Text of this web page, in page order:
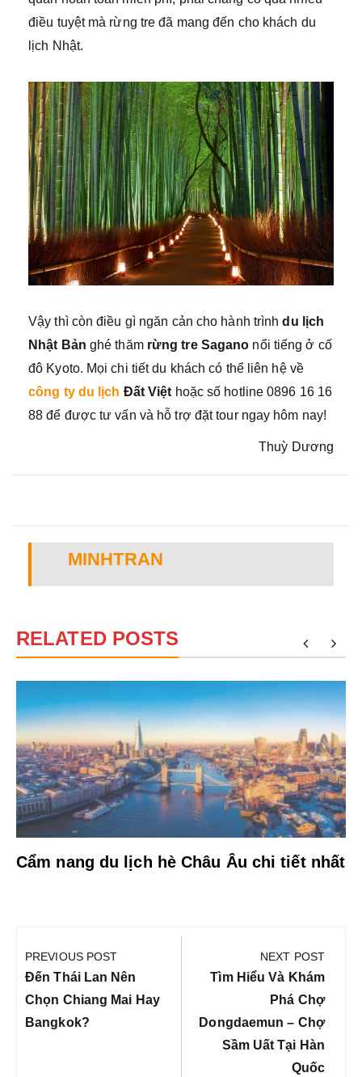
điều tuyệt mà rừng tre đã mang đến cho khách du
lịch Nhật.
Vậy thì còn điều gì ngăn cản cho hành trìnhdu lịch
Nhật Bản ghé thăm rừng tre Sagano nổi tiếng ở cố
đô Kyoto. Mọi chi tiết du khách có thể liên hệ về
công ty du lịch Đất Việt hoặc số hotline 0896 16 16
88 để được tư vấn và hỗ trợ đặt tour ngay hôm nay!
Thuỳ Dương
MINHTRAN
RELATED POSTS
Cẩm nang du lịch hè Châu Âu chi tiết nhất
hướng
bài
viết
PREVIOUS POST
Previous
Post:
Đến Thái Lan Nên
Chọn Chiang Mai Hay
Bangkok?
NEXT POST
Next
Tìm Hiểu Và Khám
Phá Chợ
Dongdaemun – Chợ
Sầm Uất Tại Hàn
Quốc